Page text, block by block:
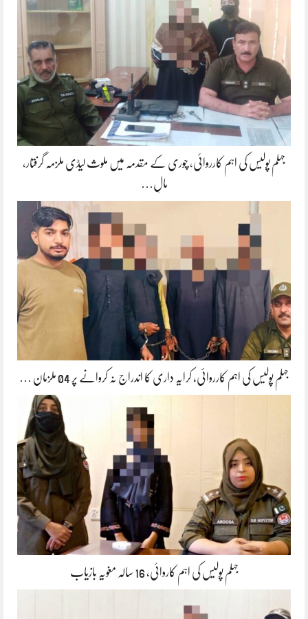
جہلم پولیس کی اہم کارروائی، چوری کے مقدمہ میں ملوث لیڈی ملزمہ گرفتار،
مالِ…
جہلم پولیس کی اہم کارروائی، کرایہ داری کا اندراج نہ کروانے پر 04 ملزمان …
جہلم پولیس کی اہم کاروائی، 16 سالہ مغویہ بازیاب